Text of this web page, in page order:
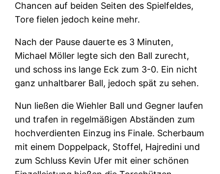
Chancen auf beiden Seiten des Spielfeldes,
Tore fielen jedoch keine mehr.
Nach der Pause dauerte es 3 Minuten,
Michael Möller legte sich den Ball zurecht,
und schoss ins lange Eck zum 3-0. Ein nicht
ganz unhaltbarer Ball, jedoch spät zu sehen.
Nun ließen die Wiehler Ball und Gegner laufen
und trafen in regelmäßigen Abständen zum
hochverdienten Einzug ins Finale. Scherbaum
mit einem Doppelpack, Stoffel, Hajredini und
zum Schluss Kevin Ufer mit einer schönen